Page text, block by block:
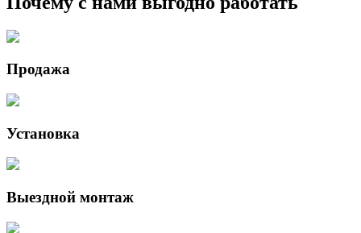
Продажа
Установка
Выездной монтаж